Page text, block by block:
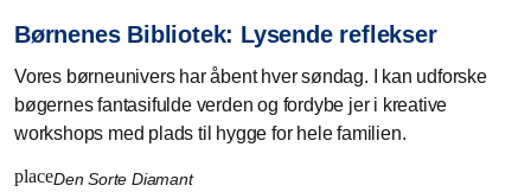
Børnenes Bibliotek: Lysende reflekser
Vores børneunivers har åbent hver søndag. I kan udforske
bøgernes fantasifulde verden og fordybe jer i kreative
workshops med plads til hygge for hele familien.
placeDen Sorte Diamant